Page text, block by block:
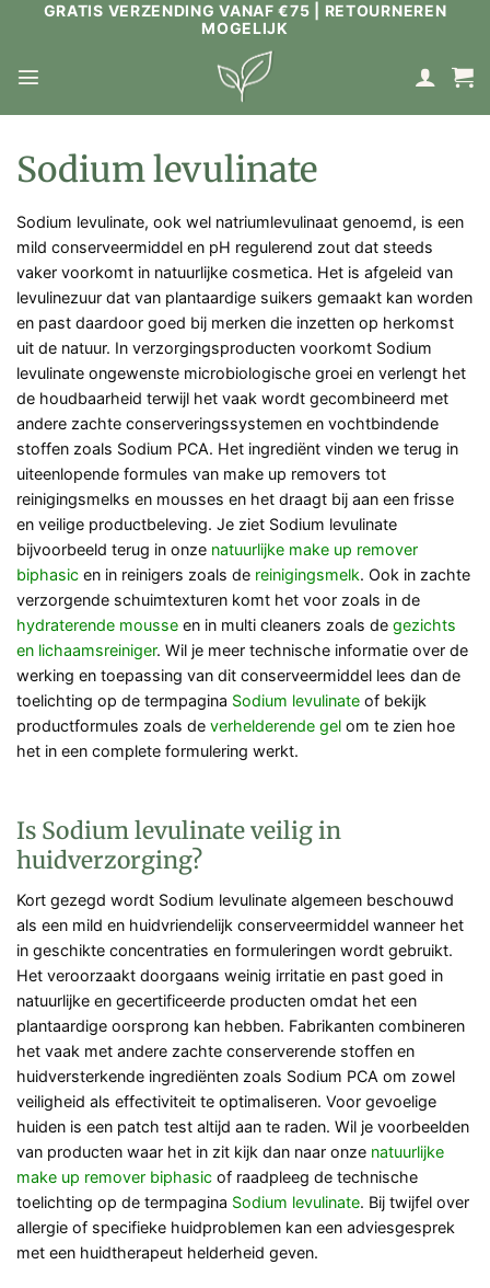
GRATIS VERZENDING VANAF €75 | RETOURNEREN
MOGELIJK
Sodium levulinate
Sodium levulinate, ook wel natriumlevulinaat genoemd, is een
mild conserveermiddel en pH regulerend zout dat steeds
vaker voorkomt in natuurlijke cosmetica. Het is afgeleid van
levulinezuur dat van plantaardige suikers gemaakt kan worden
en past daardoor goed bij merken die inzetten op herkomst
uit de natuur. In verzorgingsproducten voorkomt Sodium
levulinate ongewenste microbiologische groei en verlengt het
de houdbaarheid terwijl het vaak wordt gecombineerd met
andere zachte conserveringssystemen en vochtbindende
stoffen zoals Sodium PCA. Het ingrediënt vinden we terug in
uiteenlopende formules van make up removers tot
reinigingsmelks en mousses en het draagt bij aan een frisse
en veilige productbeleving. Je ziet Sodium levulinate
bijvoorbeeld terug in onze natuurlijke make up remover
biphasic en in reinigers zoals de reinigingsmelk. Ook in zachte
verzorgende schuimtexturen komt het voor zoals in de
hydraterende mousse en in multi cleaners zoals de gezichts
en lichaamsreiniger. Wil je meer technische informatie over de
werking en toepassing van dit conserveermiddel lees dan de
toelichting op de termpagina Sodium levulinate of bekijk
productformules zoals de verhelderende gel om te zien hoe
het in een complete formulering werkt.
Is Sodium levulinate veilig in
huidverzorging?
Kort gezegd wordt Sodium levulinate algemeen beschouwd
als een mild en huidvriendelijk conserveermiddel wanneer het
in geschikte concentraties en formuleringen wordt gebruikt.
Het veroorzaakt doorgaans weinig irritatie en past goed in
natuurlijke en gecertificeerde producten omdat het een
plantaardige oorsprong kan hebben. Fabrikanten combineren
het vaak met andere zachte conserverende stoffen en
huidversterkende ingrediënten zoals Sodium PCA om zowel
veiligheid als effectiviteit te optimaliseren. Voor gevoelige
huiden is een patch test altijd aan te raden. Wil je voorbeelden
van producten waar het in zit kijk dan naar onze natuurlijke
make up remover biphasic of raadpleeg de technische
toelichting op de termpagina Sodium levulinate. Bij twijfel over
allergie of specifieke huidproblemen kan een adviesgesprek
met een huidtherapeut helderheid geven.